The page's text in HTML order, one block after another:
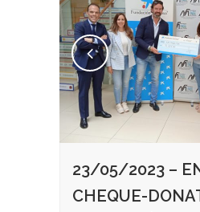
23/05/2023 –
CHEQUE-